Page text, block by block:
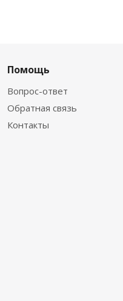
Помощь
Вопрос-ответ
Обратная связь
Контакты